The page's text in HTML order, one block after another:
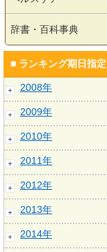
辞書・百科事典
■ ランキング期日指定
2008年
2009年
2010年
2011年
2012年
2013年
2014年